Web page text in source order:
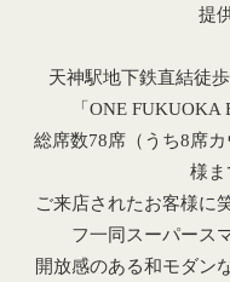
提
天神駅地下鉄直結徒
「ONE FUKUOKA
総席数78席（うち8席
様ま
ご来店されたお客様に
フ一同スーパース
開放感のある和モダン